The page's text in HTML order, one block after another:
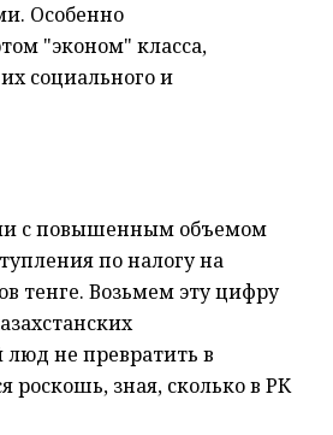
Особенно
"эконом" класса,
социального и
с повышенным объемом
по налогу на
тенге. Возьмем эту цифру
не превратить в
роскошь, зная, сколько в РК